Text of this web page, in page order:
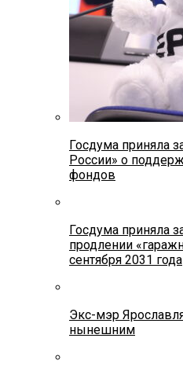
Госдума приняла
России» о
фондов
Госдума приняла
продлении
сентября 2031 года
Экс-мэр
нынешним